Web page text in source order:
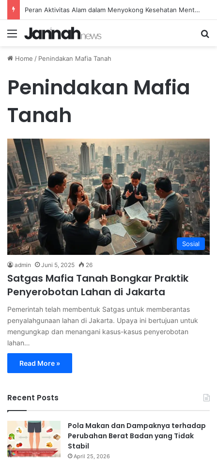
Peran Aktivitas Alam dalam Menyokong Kesehatan Mental dan Menenangkan Pikiran di Masa Sulit
Menu
Home / Penindakan Mafia Tanah
Penindakan Mafia
Tanah
Sosial
admin Juni 5, 2025 26
Satgas Mafia Tanah Bongkar Praktik
Penyerobotan Lahan di Jakarta
Pemerintah telah membentuk Satgas untuk memberantas
penyalahgunaan lahan di Jakarta. Upaya ini bertujuan untuk
mengungkap dan menangani kasus-kasus penyerobotan
lahan…
Read More »
Recent Posts
Pola Makan dan Dampaknya terhadap
Perubahan Berat Badan yang Tidak
Stabil
April 25, 2026